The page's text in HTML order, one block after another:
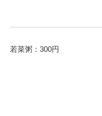
若菜粥：300円